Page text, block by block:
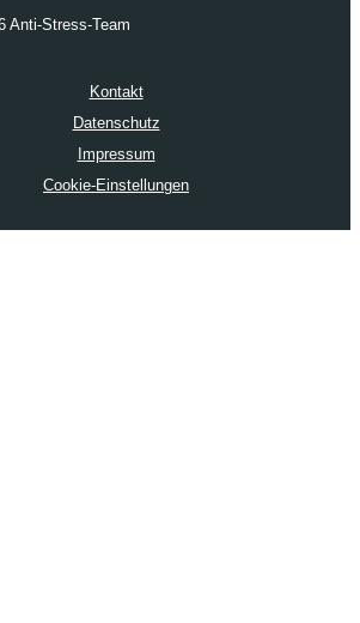
Anti-Stress-Team
Kontakt
Datenschutz
Impressum
Cookie-Einstellungen